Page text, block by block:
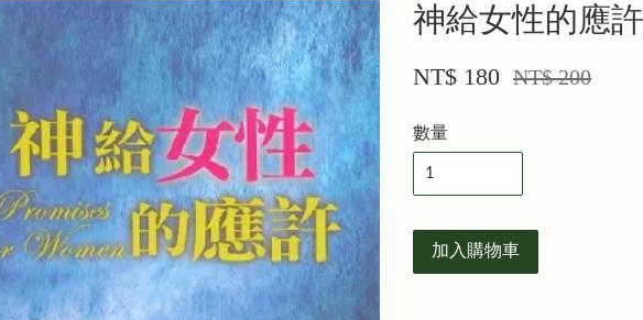
神給女性的應許
NT$ 180 NT$ 200
數量
加入購物車